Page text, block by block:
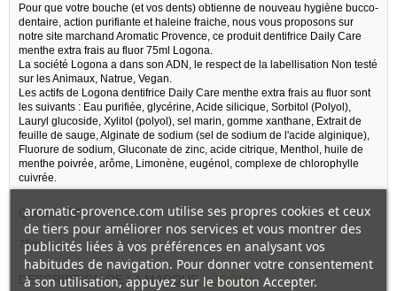
Pour que votre bouche (et vos dents) obtienne de nouveau hygiène bucco-
dentaire, action purifiante et haleine fraiche, nous vous proposons sur
notre site marchand Aromatic Provence, ce produit dentifrice Daily Care
menthe extra frais au fluor 75ml Logona.
La société Logona a dans son ADN, le respect de la labellisation Non testé
sur les Animaux, Natrue, Vegan.
Les actifs de Logona dentifrice Daily Care menthe extra frais au fluor sont
les suivants : Eau purifiée, glycérine, Acide silicique, Sorbitol (Polyol),
Lauryl glucoside, Xylitol (polyol), sel marin, gomme xanthane, Extrait de
feuille de sauge, Alginate de sodium (sel de sodium de l'acide alginique),
Fluorure de sodium, Gluconate de zinc, acide citrique, Menthol, huile de
menthe poivrée, arôme, Limonène, eugénol, complexe de chlorophylle
cuivrée.
QUANTITE :
75ml
DESCRIPTION DE LA MARQUELOGONA:
aromatic-provence.com utilise ses propres cookies et ceux
de tiers pour améliorer nos services et vous montrer des
publicités liées à vos préférences en analysant vos
habitudes de navigation. Pour donner votre consentement
à son utilisation, appuyez sur le bouton Accepter.